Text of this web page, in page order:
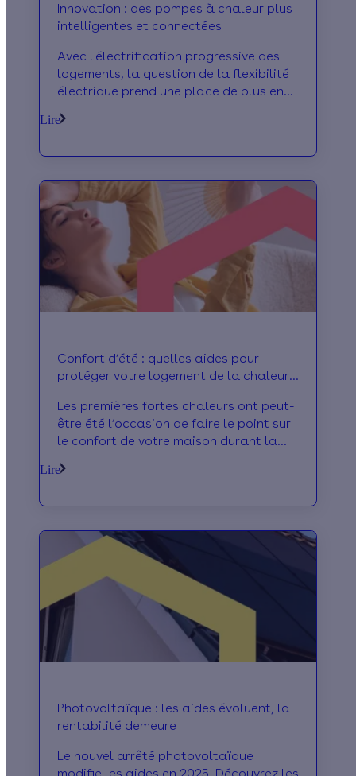
Innovation : des pompes à chaleur plus
intelligentes et connectées
Avec l'électrification progressive des
logements, la question de la flexibilité
électrique prend une place de plus en
s'emparent de ces nouveaux enjeux :
innovations.
Lire
Confort d’été : quelles aides pour
protéger votre logement de la chaleur
Les premières fortes chaleurs ont peut-
être été l’occasion de faire le point sur
le confort de votre maison durant la
différents travaux qui peuvent
été. Découvrez quelles aides peuvent
vous permettre de financer votre projet.
Lire
Photovoltaïque : les aides évoluent, la
rentabilité demeure
Le nouvel arrêté photovoltaïque